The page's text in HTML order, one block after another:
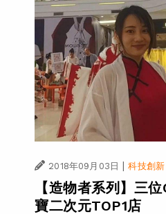
2018年09月03日 | 科技創新
【造物者系列】三
寶二次元TOP1店